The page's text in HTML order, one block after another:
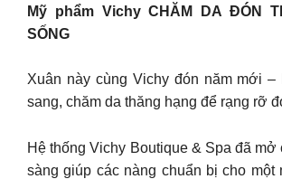
Mỹ phẩm Vichy CHĂM DA ĐÓN
SỐNG
Xuân này cùng Vichy đón năm mới –
sang, chăm da thăng hạng để rạng rỡ
Hệ thống Vichy Boutique & Spa đã
sàng giúp các nàng chuẩn bị cho một